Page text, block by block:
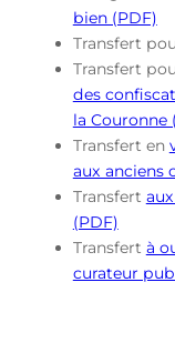
bien (PDF)
Transfert
Transfert
des
la Couronne
Transfert en
aux anciens
Transfert
(PDF)
Transfert à
curateur